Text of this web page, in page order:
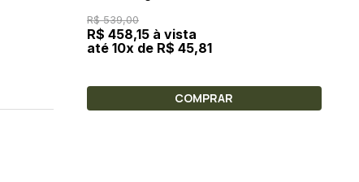
R$ 539,00
R$ 458,15 à vista
até 10x de R$ 45,81
COMPRAR